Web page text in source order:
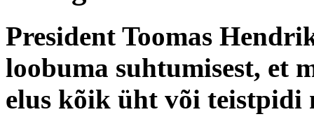
President Toomas
loobuma suhtumisest, et
elus kõik üht või